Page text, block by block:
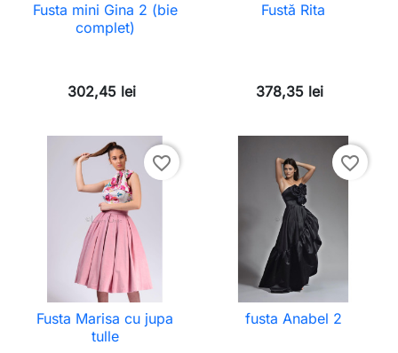
Fusta mini Gina 2 (bie
complet)
302,45 lei
Fustă Rita
378,35 lei
favorite_border
Fusta Marisa cu jupa
tulle
favorite_border
fusta Anabel 2